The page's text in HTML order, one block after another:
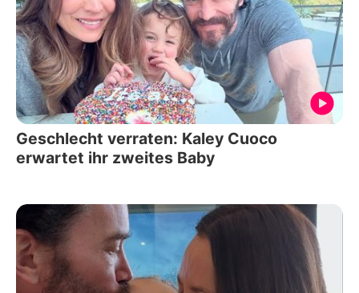
Geschlecht verraten: Kaley Cuoco
erwartet ihr zweites Baby